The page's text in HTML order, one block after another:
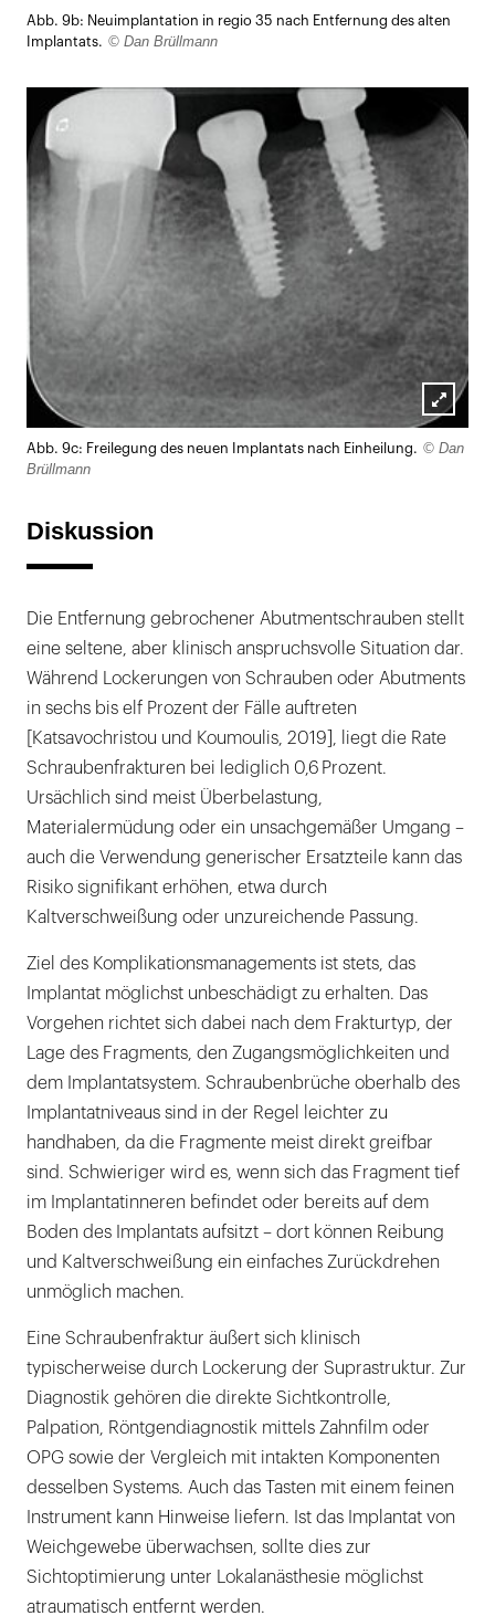
öffnen
Abb. 9b: Neuimplantation in regio 35 nach Entfernung des alten
Implantats. © Dan Brüllmann
öffnen
Abb. 9c: Freilegung des neuen Implantats nach Einheilung. © Dan
Brüllmann
Diskussion
Die Entfernung gebrochener Abutmentschrauben stellt
eine seltene, aber klinisch anspruchsvolle Situation dar.
Während Lockerungen von Schrauben oder Abutments
in sechs bis elf Prozent der Fälle auftreten
[Katsavochristou und Koumoulis, 2019], liegt die Rate
Schraubenfrakturen bei lediglich 0,6 Prozent.
Ursächlich sind meist Überbelastung,
Materialermüdung oder ein unsachgemäßer Umgang –
auch die Verwendung generischer Ersatzteile kann das
Risiko signifikant erhöhen, etwa durch
Kaltverschweißung oder unzureichende Passung.
Ziel des Komplikationsmanagements ist stets, das
Implantat möglichst unbeschädigt zu erhalten. Das
Vorgehen richtet sich dabei nach dem Frakturtyp, der
Lage des Fragments, den Zugangsmöglichkeiten und
dem Implantatsystem. Schraubenbrüche oberhalb des
Implantatniveaus sind in der Regel leichter zu
handhaben, da die Fragmente meist direkt greifbar
sind. Schwieriger wird es, wenn sich das Fragment tief
im Implantatinneren befindet oder bereits auf dem
Boden des Implantats aufsitzt – dort können Reibung
und Kaltverschweißung ein einfaches Zurückdrehen
unmöglich machen.
Eine Schraubenfraktur äußert sich klinisch
typischerweise durch Lockerung der Suprastruktur. Zur
Diagnostik gehören die direkte Sichtkontrolle,
Palpation, Röntgendiagnostik mittels Zahnfilm oder
OPG sowie der Vergleich mit intakten Komponenten
desselben Systems. Auch das Tasten mit einem feinen
Instrument kann Hinweise liefern. Ist das Implantat von
Weichgewebe überwachsen, sollte dies zur
Sichtoptimierung unter Lokalanästhesie möglichst
atraumatisch entfernt werden.